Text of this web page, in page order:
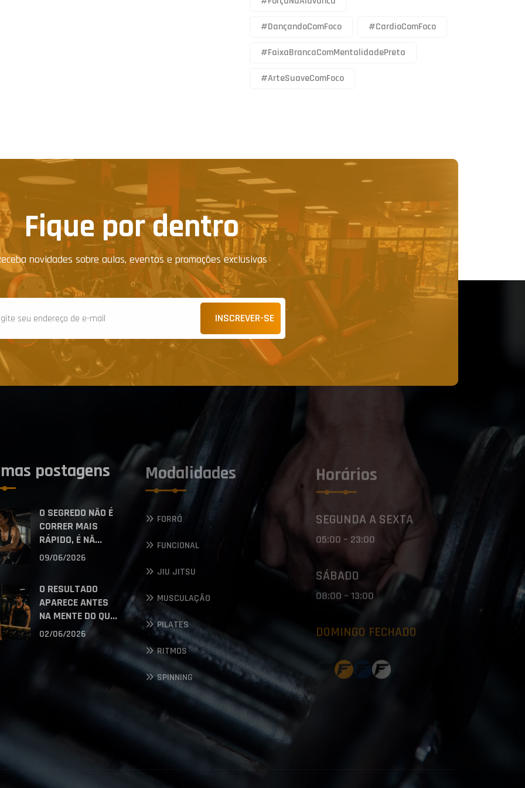
#DançandoComFoco #CardioComFoco
#FaixaBrancaComMentalidadePreta
#ArteSuaveComFoco
Fique por dentro
novidades sobre aulas, eventos e promoções exclusivas
INSCREVER-SE
postagens
O SEGREDO NÃO É
CORRER MAIS
RÁPIDO, É NÃ...
09/06/2026
O RESULTADO
APARECE ANTES
NA MENTE DO QU...
02/06/2026
Modalidades
FORRÓ
FUNCIONAL
JIU JITSU
MUSCULAÇÃO
PILATES
RITMOS
SPINNING
Horários
SEGUNDA A SEXTA
05:00 – 23:00
SÁBADO
08:00 – 13:00
DOMINGO FECHADO